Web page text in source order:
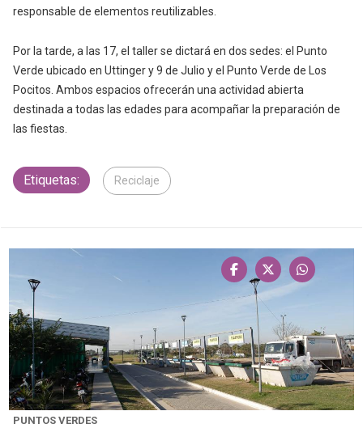
responsable de elementos reutilizables.
Por la tarde, a las 17, el taller se dictará en dos sedes: el Punto
Verde ubicado en Uttinger y 9 de Julio y el Punto Verde de Los
Pocitos. Ambos espacios ofrecerán una actividad abierta
destinada a todas las edades para acompañar la preparación de
las fiestas.
Etiquetas: Reciclaje
PUNTOS VERDES